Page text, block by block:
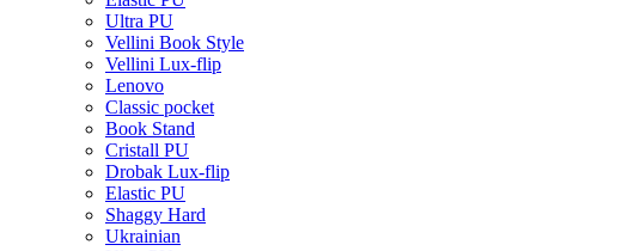
Ultra PU
Vellini Book Style
Vellini Lux-flip
Lenovo
Classic pocket
Book Stand
Cristall PU
Drobak Lux-flip
Elastic PU
Shaggy Hard
Ukrainian